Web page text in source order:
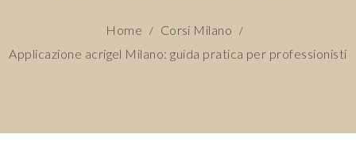
Home / Corsi Milano /
Applicazione acrigel Milano: guida pratica per professionisti